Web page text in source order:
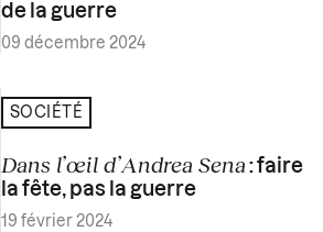
de la guerre
09 décembre 2024
SOCIÉTÉ
Dans l’œil d’Andrea Sena : faire
la fête, pas la guerre
19 février 2024